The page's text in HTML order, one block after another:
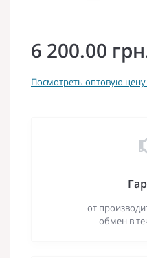
6 200.00
Посмотреть оптовую цену
от
обмен в